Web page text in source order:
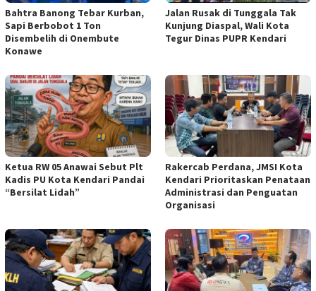
Bahtra Banong Tebar Kurban,
Sapi Berbobot 1 Ton
Disembelih di Onembute
Konawe
Jalan Rusak di Tunggala Tak
Kunjung Diaspal, Wali Kota
Tegur Dinas PUPR Kendari
Ketua RW 05 Anawai Sebut Plt
Kadis PU Kota Kendari Pandai
“Bersilat Lidah”
Rakercab Perdana, JMSI Kota
Kendari Prioritaskan Penataan
Administrasi dan Penguatan
Organisasi